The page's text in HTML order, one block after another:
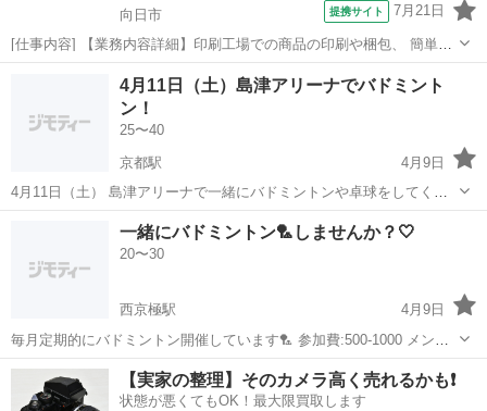
向日市
提携サイト 7月21日
[仕事内容] 【業務内容詳細】印刷工場での商品の印刷や梱包、 簡単な
機械操作のお仕事です。 チラシ、 カレンダー、 パンフレット、 ハガ
キなどを取り扱います。 商品の検品、 完成品の梱包、 伝票作成、 ラ
ベル貼り、 出荷準備...
工場
4月11日（土）島津アリーナでバドミント
ン！
25〜40
京都駅
4月9日
4月11日（土） 島津アリーナで一緒にバドミントンや卓球をしてくだ
さる友達を募集しております！ 4人以上でダブルス出来たら嬉しいで
す！ 時間は午後からを予定してます！ よろしくお願い致します🙇
京都駅 バドミントン アリーナ
一緒にバドミントン🏸しませんか？🤍
20〜30
西京極駅
4月9日
毎月定期的にバドミントン開催しています🏸 参加費:500-1000 メンバ
ー：20代 場所：主に京都市内の体育館、京都市体育館が多め 男女混合
で未経験、経験どちらもいます◎ 興味ある方連絡ください🤍
京都 京都市 西京極駅 バドミントン 体育館
【実家の整理】そのカメラ高く売れるかも❗️
状態が悪くてもOK！最大限買取します